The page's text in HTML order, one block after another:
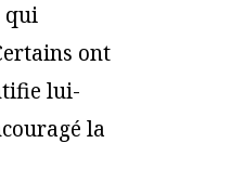
qui
ont
lui-
la